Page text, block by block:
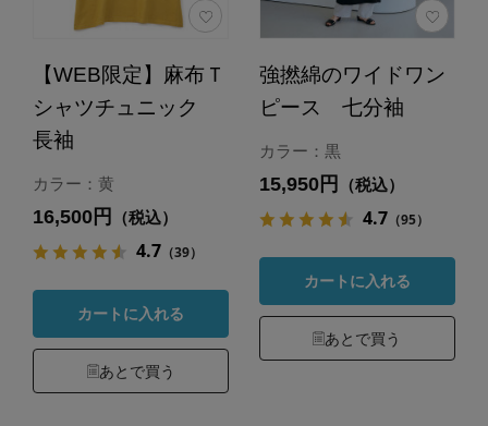
【WEB限定】麻布Ｔ
シャツチュニック
長袖
カラー：黄
16,500円 （税込）
4.7（39）
カートに入れる
あとで買う
強撚綿のワイドワン
ピース 七分袖
カラー：黒
15,950円 （税込）
4.7（95）
カートに入れる
あとで買う